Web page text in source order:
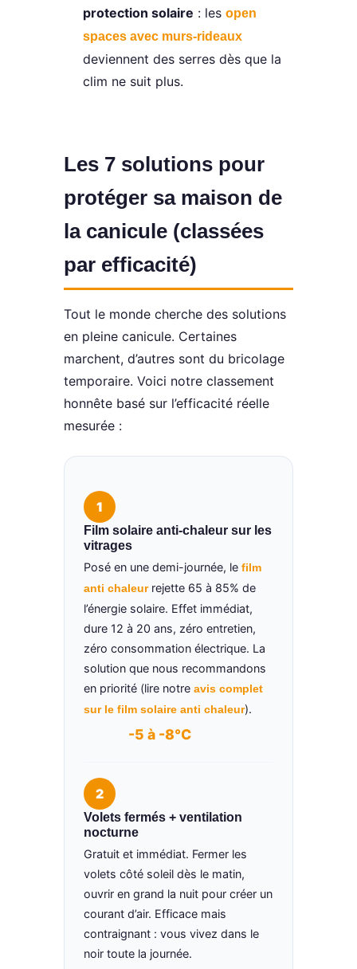
protection solaire : les open
spaces avec murs-rideaux
deviennent des serres dès que la
clim ne suit plus.
Les 7 solutions pour
protéger sa maison de
la canicule (classées
par efficacité)
Tout le monde cherche des solutions
en pleine canicule. Certaines
marchent, d’autres sont du bricolage
temporaire. Voici notre classement
honnête basé sur l’efficacité réelle
mesurée :
1
Film solaire anti-chaleur sur les
vitrages
Posé en une demi-journée, le film
anti chaleurrejette 65 à 85% de
l’énergie solaire. Effet immédiat,
dure 12 à 20 ans, zéro entretien,
zéro consommation électrique. La
solution que nous recommandons
en priorité (lire notre avis complet
sur le film solaire anti chaleur).
-5 à -8°C
2
Volets fermés + ventilation
nocturne
Gratuit et immédiat. Fermer les
volets côté soleil dès le matin,
ouvrir en grand la nuit pour créer un
courant d’air. Efficace mais
contraignant : vous vivez dans le
noir toute la journée.